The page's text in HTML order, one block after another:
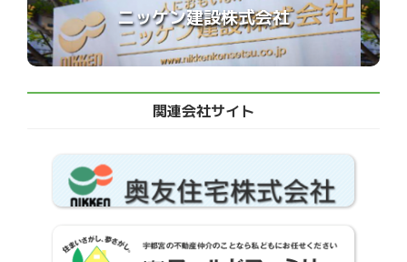
ニッケン建設株式会社
関連会社サイト